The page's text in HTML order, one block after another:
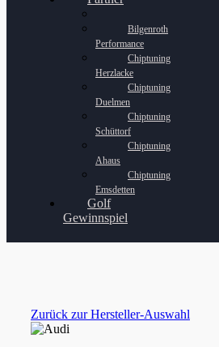
Bilgenroth
Performance
Chiptuning
Herzlacke
Chiptuning
Duelmen
Chiptuning
Schüttorf
Chiptuning
Ahaus
Chiptuning
Emsdetten
Golf
Gewinnspiel
Zurück zur Hersteller-Auswahl